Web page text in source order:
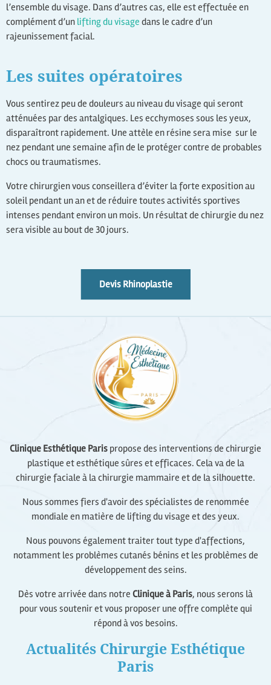
l’ensemble du visage. Dans d’autres cas, elle est effectuée en
complément d’un lifting du visage dans le cadre d’un
rajeunissement facial.
Les suites opératoires
Vous sentirez peu de douleurs au niveau du visage qui seront
atténuées par des antalgiques. Les ecchymoses sous les yeux,
disparaîtront rapidement. Une attèle en résine sera mise sur le
nez pendant une semaine afin de le protéger contre de probables
chocs ou traumatismes.
Votre chirurgien vous conseillera d’éviter la forte exposition au
soleil pendant un an et de réduire toutes activités sportives
intenses pendant environ un mois. Un résultat de chirurgie du nez
sera visible au bout de 30 jours.
Devis Rhinoplastie
Clinique Esthétique Paris propose des interventions de chirurgie
plastique et esthétique sûres et efficaces. Cela va de la
chirurgie faciale à la chirurgie mammaire et de la silhouette.
Nous sommes fiers d'avoir des spécialistes de renommée
mondiale en matière de lifting du visage et des yeux.
Nous pouvons également traiter tout type d'affections,
notamment les problèmes cutanés bénins et les problèmes de
développement des seins.
Dès votre arrivée dans notre Clinique à Paris, nous serons là
pour vous soutenir et vous proposer une offre complète qui
répond à vos besoins.
Actualités Chirurgie Esthétique
Paris